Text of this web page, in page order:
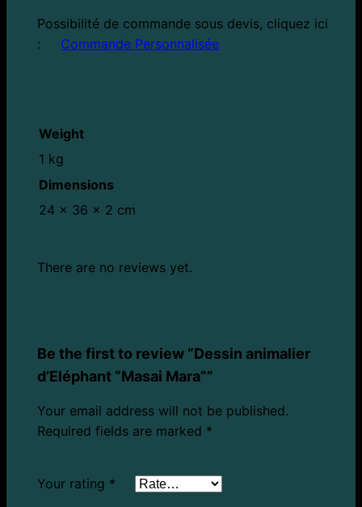
Possibilité de commande sous devis, cliquez ici
: Commande Personnalisée
Weight
1 kg
Dimensions
24 × 36 × 2 cm
There are no reviews yet.
Be the first to review “Dessin animalier
d’Eléphant “Masai Mara””
Your email address will not be published.
Required fields are marked *
Your rating *